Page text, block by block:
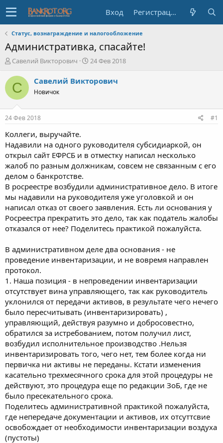
Вход Регистрация
Статус, вознаграждение и налогообложение
Административка, спасайте!
А
т
о
р
е
м
ы
Савелий Викторович
Д
т
24 Фев 2018
С Савелий Викторович
Новичок
24 Фев 2018 #1
Коллеги, выручайте.
Надавили на одного руководителя субсидиаркой, он
открыл сайт ЕФРСБ и в отместку написал несколько
жалоб по разным должникам, совсем не связанным с его
делом о банкротстве.
В росреестре возбудили административное дело. В итоге
мы надавили на руководителя уже уголовкой и он
написал отказ от своего заявления. Есть ли основания у
Росреестра прекратить это дело, так как податель жалобы
отказался от нее? Поделитесь практикой пожалуйста.
В административном деле два основания - не
проведение инвентаризации, и не вовремя направлен
протокол.
1. Наша позиция - в непроведении инвентаризации
отсутствует вина управляющего, так как руководитель
уклонился от передачи активов, в результате чего нечего
было пересчитывать (инвентаризировать) ,
управляющий, действуя разумно и добросовестно,
обратился за истребованием, потом получил лист,
возбудил исполнительное производство .Нельзя
инвентаризировать того, чего нет, тем более когда ни
первичка ни активы не переданы. Кстати изменения
касательно трехмесячного срока для этой процедуры не
действуют, это процедура еще по редакции ЗоБ, где не
было пресекательного срока.
Поделитесь административной практикой пожалуйста,
где непередаче документации и активов, их отсуттсвие
освобождает от необходимости инвентаризации воздуха
(пустоты)